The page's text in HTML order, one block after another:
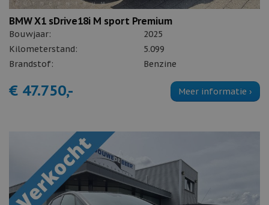
BMW X1 sDrive18i M sport Premium
Bouwjaar:
2025
Kilometerstand:
5.099
Brandstof:
Benzine
€ 47.750,- Meer informatie ›